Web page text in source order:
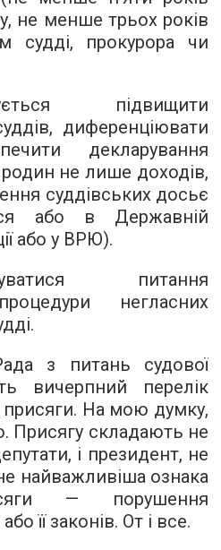
не менше трьох років
судді, прокурора чи
підвищити
диференціювати
декларування
не лише доходів,
суддівських досьє
або в Державній
або у ВРЮ).
питання
негласних
з питань судової
вичерпний перелік
присяги. На мою думку,
Присягу складають не
і президент, не
найважливіша ознака
— порушення
її законів. От і все.